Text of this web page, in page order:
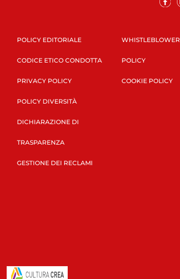
POLICY EDITORIALE
CODICE ETICO CONDOTTA
PRIVACY POLICY
POLICY DIVERSITÀ
DICHIARAZIONE DI
TRASPARENZA
GESTIONE DEI RECLAMI
WHISTLEBLOWER
POLICY
COOKIE POLICY